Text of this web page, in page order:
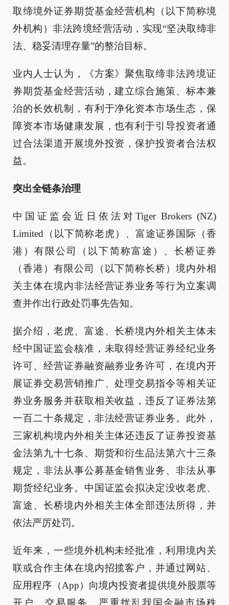
取缔境外证券期货基金经营机构（以下简称境
外机构）非法跨境经营活动，实现“坚决取缔非
法、稳妥清理存量”的整治目标。
业内人士认为，《方案》聚焦取缔非法跨境证
券期货基金经营活动，建立综合施策、标本兼
治的长效机制，有利于净化资本市场生态，保
障资本市场健康发展，也有利于引导投资者通
过合法渠道开展境外投资，保护投资者合法权
益。
突出全链条治理
中国证监会近日依法对Tiger Brokers (NZ)
Limited（以下简称老虎）、富途证券国际（香
港）有限公司（以下简称富途）、长桥证券
（香港）有限公司（以下简称长桥）境内外相
关主体在境内非法经营证券业务等行为立案调
查并作出行政处罚事先告知。
据介绍，老虎、富途、长桥境内外相关主体未
经中国证监会核准，未取得经营证券经纪业务
许可、经营证券融资融券业务许可，在境内开
展证券交易营销推广、处理交易指令等相关证
券业务服务并获取相关收益，违反了证券法第
一百二十条规定，非法经营证券业务。此外，
三家机构境内外相关主体还违反了证券投资基
金法第九十七条、期货和衍生品法第六十三条
规定，非法从事公募基金销售业务、非法从事
期货经纪业务。中国证监会拟决定没收老虎、
富途、长桥境内外相关主体全部违法所得，并
依法严厉处罚。
近年来，一些境外机构未经批准，利用境内关
联或合作主体在境内招揽客户，并通过网站、
应用程序（App）向境内投资者提供境外股票等